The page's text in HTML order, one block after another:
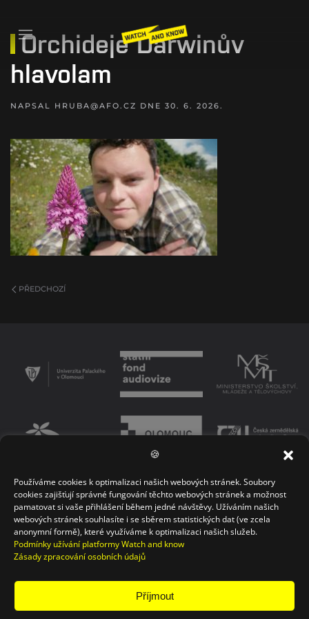
🍪
Používáme cookies k optimalizaci našich webových stránek. Soubory
cookies zajišťují správné fungování těchto webových stránek a možnost
pamatovat si vaše přihlášení během jedné návštěvy. Užíváním našich
webových stránek souhlasíte i se sběrem statistických dat (ve zcela
anonymní formě), které využíváme k optimalizaci našich služeb.
Podmínky užívání platformy Watch and know
Zásady zpracování osobních údajů
Příjmout
Orchideje Darwinův
hlavolam
NAPSAL HRUBA@AFO.CZ DNE 30. 6. 2026.
PŘEDCHOZÍ
PODMÍNKY UŽÍVÁNÍ PLATFORMY ZÁSADY OCHRANY OSOBNÍCH ÚDAJŮ
KONTAKT